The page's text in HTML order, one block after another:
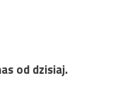
od dzisiaj.